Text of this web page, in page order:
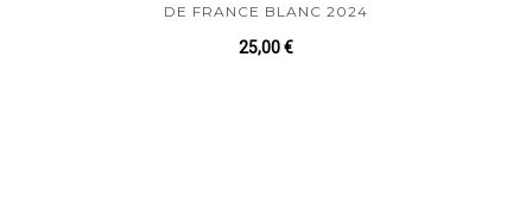
DE FRANCE BLANC 2024
25,00€